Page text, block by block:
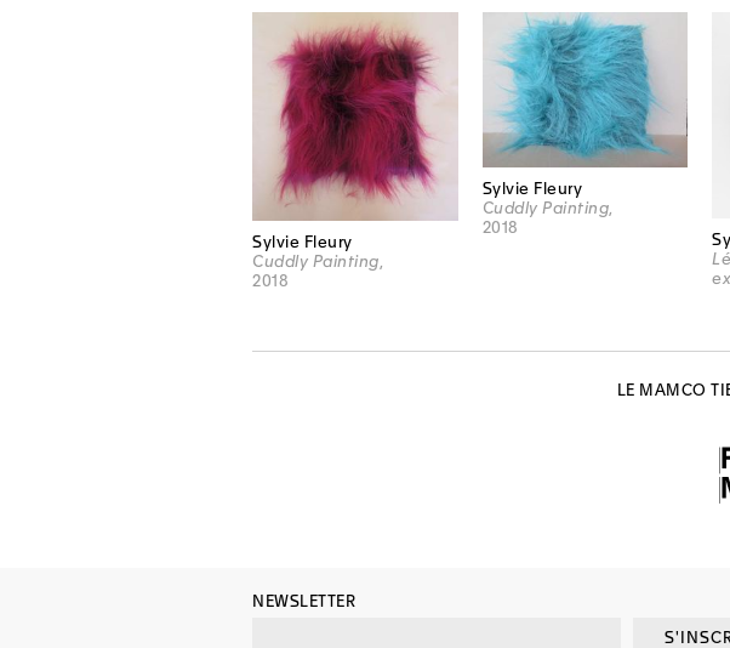
Sylvie Fleury
Cuddly Painting
2018
Sylvie Fleury
Cuddly Painting
2018
LE MAMCO
NEWSLETTER